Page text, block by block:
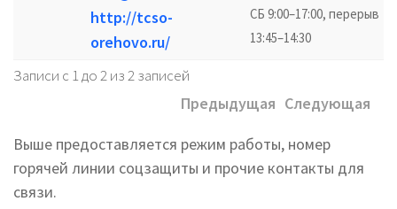
http://tcso-
orehovo.ru/
СБ 9:00–17:00, перерыв
13:45–14:30
Записи с 1 до 2 из 2 записей
Предыдущая Следующая
Выше предоставляется режим работы, номер
горячей линии соцзащиты и прочие контакты для
связи.